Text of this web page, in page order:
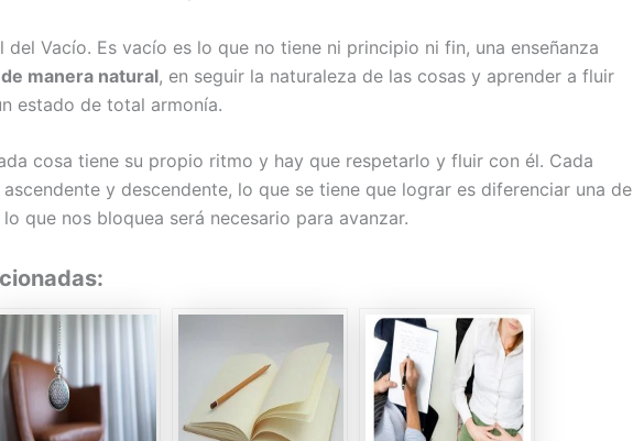
del Vacío. Es vacío es lo que no tiene ni principio ni fin, una enseñanza
manera natural, en seguir la naturaleza de las cosas y aprender a fluir
estado de total armonía.
cosa tiene su propio ritmo y hay que respetarlo y fluir con él. Cada
y descendente, lo que se tiene que lograr es diferenciar una de
que nos bloquea será necesario para avanzar.